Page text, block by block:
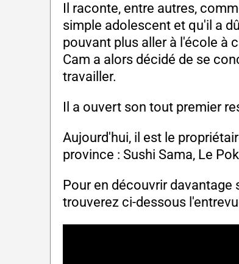
Il raconte, entre autres,
simple adolescent et qu'il a
pouvant plus aller à l'école à
Cam a alors décidé de se
travailler.
Il a ouvert son tout premier
Aujourd'hui, il est le
province : Sushi Sama, Le
Pour en découvrir
trouverez ci-dessous